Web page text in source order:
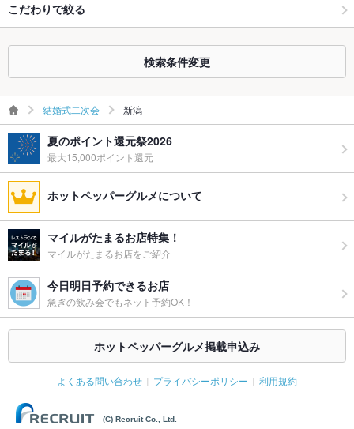
こだわりで絞る
検索条件変更
結婚式二次会 新潟
夏のポイント還元祭2026
最大15,000ポイント還元
ホットペッパーグルメについて
マイルがたまるお店特集！
マイルがたまるお店をご紹介
今日明日予約できるお店
急ぎの飲み会でもネット予約OK！
ホットペッパーグルメ掲載申込み
よくある問い合わせ プライバシーポリシー 利用規約
(C) Recruit Co., Ltd.